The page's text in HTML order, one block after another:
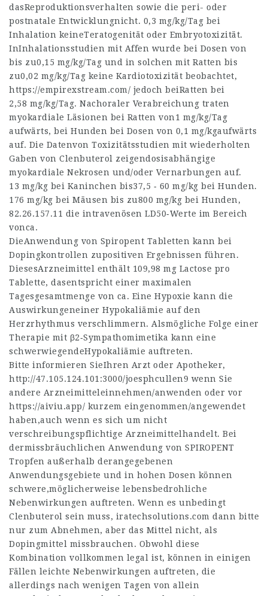
dasReproduktionsverhalten sowie die peri- oder
postnatale Entwicklungnicht. 0,3 mg/kg/Tag bei
Inhalation keineTeratogenität oder Embryotoxizität.
InInhalationsstudien mit Affen wurde bei Dosen von
bis zu0,15 mg/kg/Tag und in solchen mit Ratten bis
zu0,02 mg/kg/Tag keine Kardiotoxizität beobachtet,
https://empirexstream.com/ jedoch beiRatten bei
2,58 mg/kg/Tag. Nachoraler Verabreichung traten
myokardiale Läsionen bei Ratten von1 mg/kg/Tag
aufwärts, bei Hunden bei Dosen von 0,1 mg/kgaufwärts
auf. Die Datenvon Toxizitätsstudien mit wiederholten
Gaben von Clenbuterol zeigendosisabhängige
myokardiale Nekrosen und/oder Vernarbungen auf.
13 mg/kg bei Kaninchen bis37,5 ‑ 60 mg/kg bei Hunden.
176 mg/kg bei Mäusen bis zu800 mg/kg bei Hunden,
82.26.157.11 die intravenösen LD50‑Werte im Bereich
vonca.
DieAnwendung von Spiropent Tabletten kann bei
Dopingkontrollen zupositiven Ergebnissen führen.
DiesesArzneimittel enthält 109,98 mg Lactose pro
Tablette, dasentspricht einer maximalen
Tagesgesamtmenge von ca. Eine Hypoxie kann die
Auswirkungeneiner Hypokaliämie auf den
Herzrhythmus verschlimmern. Alsmögliche Folge einer
Therapie mit β2‑Sympathomimetika kann eine
schwerwiegendeHypokaliämie auftreten.
Bitte informieren SieIhren Arzt oder Apotheker,
http://47.105.124.101:3000/joesphcullen9 wenn Sie
andere Arzneimitteleinnehmen/anwenden oder vor
https://aiviu.app/ kurzem eingenommen/angewendet
haben,auch wenn es sich um nicht
verschreibungspflichtige Arzneimittelhandelt. Bei
dermissbräuchlichen Anwendung von SPIROPENT
Tropfen außerhalb derangegebenen
Anwendungsgebiete und in hohen Dosen können
schwere,möglicherweise lebensbedrohliche
Nebenwirkungen auftreten. Wenn es unbedingt
Clenbuterol sein muss, iratechsolutions.com dann bitte
nur zum Abnehmen, aber das Mittel nicht, als
Dopingmittel missbrauchen. Obwohl diese
Kombination vollkommen legal ist, können in einigen
Fällen leichte Nebenwirkungen auftreten, die
allerdings nach wenigen Tagen von allein